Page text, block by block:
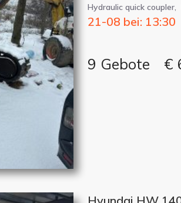
Hydraulic quick
21-08 bei: 13:30
9 Gebote €